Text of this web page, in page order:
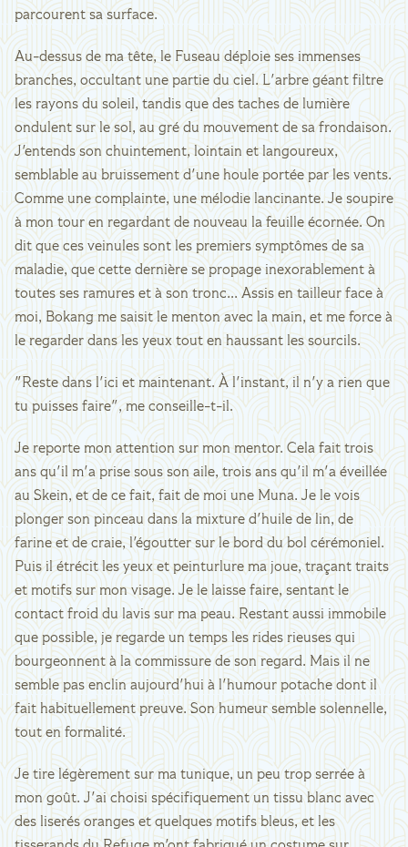
parcourent sa surface.
Au-dessus de ma tête, le Fuseau déploie ses immenses
branches, occultant une partie du ciel. L'arbre géant filtre
les rayons du soleil, tandis que des taches de lumière
ondulent sur le sol, au gré du mouvement de sa frondaison.
J'entends son chuintement, lointain et langoureux,
semblable au bruissement d'une houle portée par les vents.
Comme une complainte, une mélodie lancinante. Je soupire
à mon tour en regardant de nouveau la feuille écornée. On
dit que ces veinules sont les premiers symptômes de sa
maladie, que cette dernière se propage inexorablement à
toutes ses ramures et à son tronc... Assis en tailleur face à
moi, Bokang me saisit le menton avec la main, et me force à
le regarder dans les yeux tout en haussant les sourcils.
"Reste dans l'ici et maintenant. À l'instant, il n'y a rien que
tu puisses faire", me conseille-t-il.
Je reporte mon attention sur mon mentor. Cela fait trois
ans qu'il m'a prise sous son aile, trois ans qu'il m'a éveillée
au Skein, et de ce fait, fait de moi une Muna. Je le vois
plonger son pinceau dans la mixture d'huile de lin, de
farine et de craie, l'égoutter sur le bord du bol cérémoniel.
Puis il étrécit les yeux et peinturlure ma joue, traçant traits
et motifs sur mon visage. Je le laisse faire, sentant le
contact froid du lavis sur ma peau. Restant aussi immobile
que possible, je regarde un temps les rides rieuses qui
bourgeonnent à la commissure de son regard. Mais il ne
semble pas enclin aujourd'hui à l'humour potache dont il
fait habituellement preuve. Son humeur semble solennelle,
tout en formalité.
Je tire légèrement sur ma tunique, un peu trop serrée à
mon goût. J'ai choisi spécifiquement un tissu blanc avec
des liserés oranges et quelques motifs bleus, et les